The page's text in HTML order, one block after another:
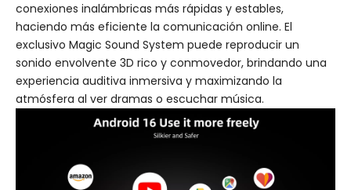
conexiones inalámbricas más rápidas y estables,
haciendo más eficiente la comunicación online. El
exclusivo Magic Sound System puede reproducir un
sonido envolvente 3D rico y conmovedor, brindando una
experiencia auditiva inmersiva y maximizando la
atmósfera al ver dramas o escuchar música.